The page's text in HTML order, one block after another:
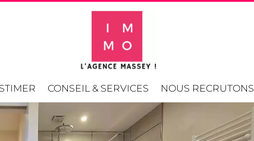
CONSEIL & SERVICES NOUS RECRUTONS